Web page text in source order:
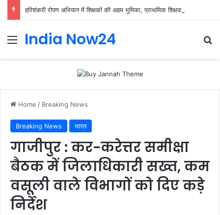
India Now24
Home / Breaking News
Breaking News भारत
गाजीपुर : कर-करेत्तर समीक्षा
बैठक में जिलाधिकारी सख्त, कम
वसूली वाले विभागों को दिए कड़े
निर्देश